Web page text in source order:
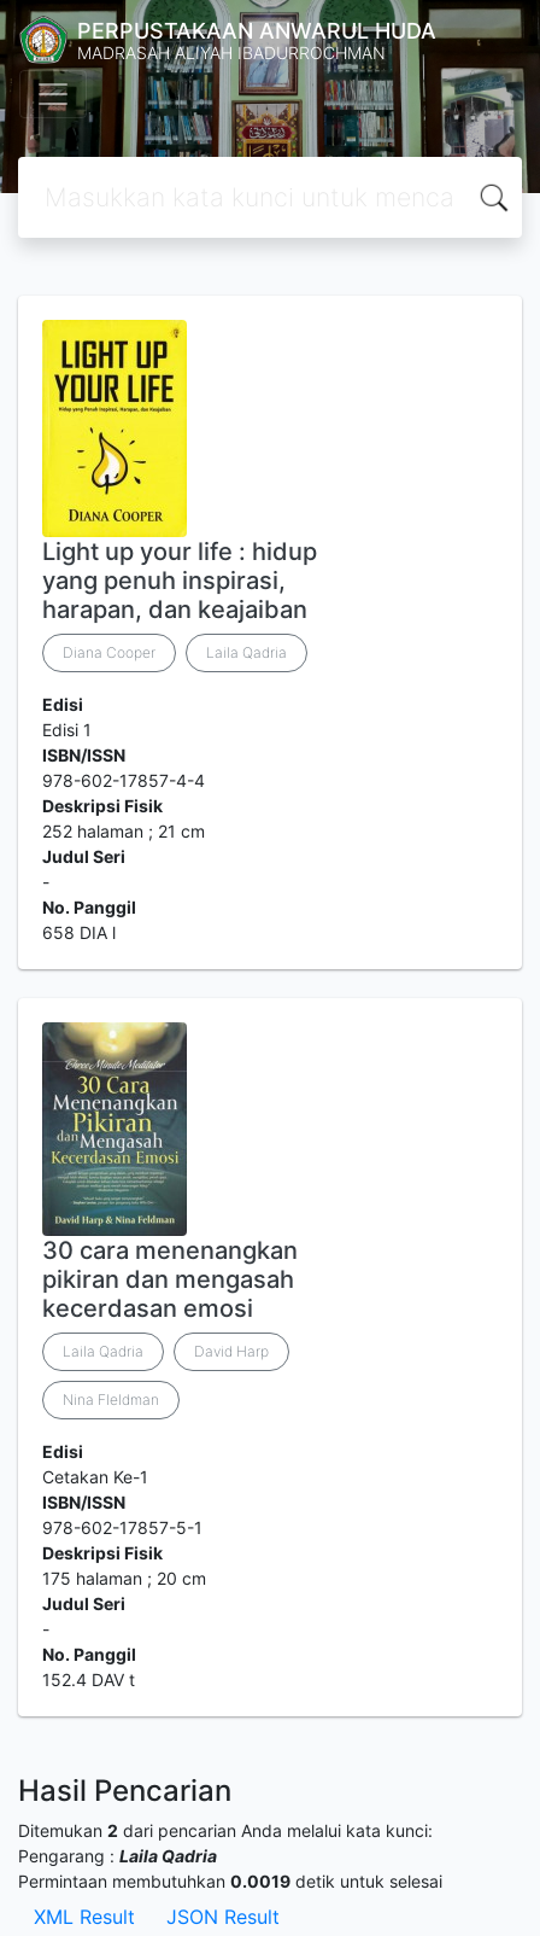
PERPUSTAKAAN ANWARUL HUDA
MADRASAH ALIYAH IBADURROCHMAN
Light up your life : hidup
yang penuh inspirasi,
harapan, dan keajaiban
Diana Cooper Laila Qadria
Edisi
Edisi 1
ISBN/ISSN
978-602-17857-4-4
Deskripsi Fisik
252 halaman ; 21 cm
Judul Seri
-
No. Panggil
658 DIA l
30 cara menenangkan
pikiran dan mengasah
kecerdasan emosi
Laila Qadria David Harp
Nina FIeldman
Edisi
Cetakan Ke-1
ISBN/ISSN
978-602-17857-5-1
Deskripsi Fisik
175 halaman ; 20 cm
Judul Seri
-
No. Panggil
152.4 DAV t
Hasil Pencarian
Ditemukan 2 dari pencarian Anda melalui kata kunci:
Pengarang : Laila Qadria
Permintaan membutuhkan 0.0019 detik untuk selesai
XML Result JSON Result